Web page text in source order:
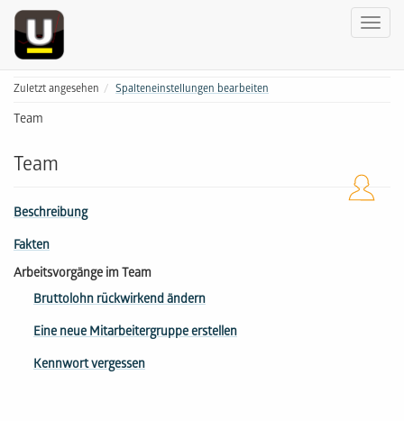
Zuletzt angesehen Spalteneinstellungen bearbeiten
Team
Team
Beschreibung
Fakten
Arbeitsvorgänge im Team
Bruttolohn rückwirkend ändern
Eine neue Mitarbeitergruppe erstellen
Kennwort vergessen